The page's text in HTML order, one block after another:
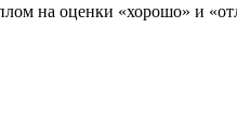
на оценки «хорошо» и